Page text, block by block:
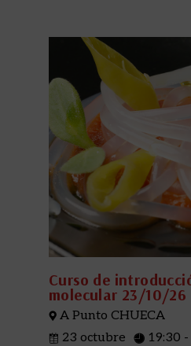
Curso de
molecular 23/10/26
A Punto CHUECA
23 octubre
19:30